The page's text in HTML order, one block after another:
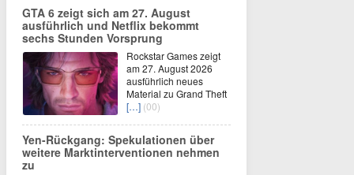
GTA 6 zeigt sich am 27. August
ausführlich und Netflix bekommt
sechs Stunden Vorsprung
Rockstar Games zeigt
am 27. August 2026
ausführlich neues
Material zu Grand Theft
[…] (00)
Yen-Rückgang: Spekulationen über
weitere Marktinterventionen nehmen
zu